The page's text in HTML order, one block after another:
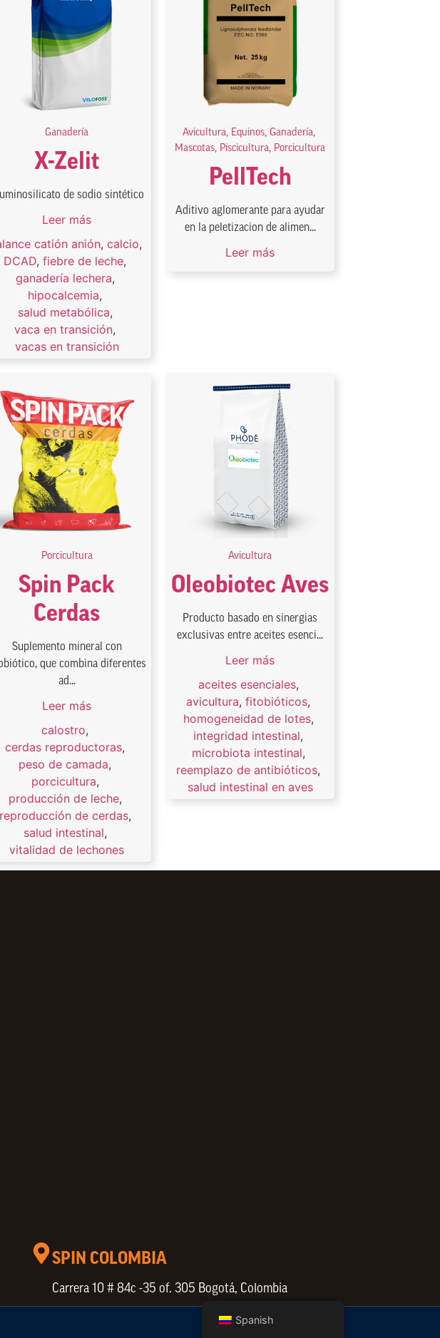
Ganadería
X-Zelit
de sodio sintético
Leer más
catión anión, calcio,
DCAD,fiebre de leche,
ganadería lechera,
hipocalcemia,
salud metabólica,
vaca en transición,
vacas en transición
Avicultura, Equinos, Ganadería,
Mascotas, Piscicultura, Porcicultura
PellTech
Aditivo aglomerante para ayudar
en la peletizacion de alimen...
Leer más
Porcicultura
Spin Pack
Cerdas
Suplemento mineral con
que combina diferentes
ad...
Leer más
calostro,
cerdas reproductoras,
peso de camada,
porcicultura,
producción de leche,
reproducción de cerdas,
salud intestinal,
vitalidad de lechones
Avicultura
Oleobiotec Aves
Producto basado en sinergias
exclusivas entre aceites esenci...
Leer más
aceites esenciales,
avicultura,fitobióticos,
homogeneidad de lotes,
integridad intestinal,
microbiota intestinal,
reemplazo de antibióticos,
salud intestinal en aves
SPIN COLOMBIA
Carrera 10 # 84c -35 of. 305 Bogotá, Colombia
Spanish